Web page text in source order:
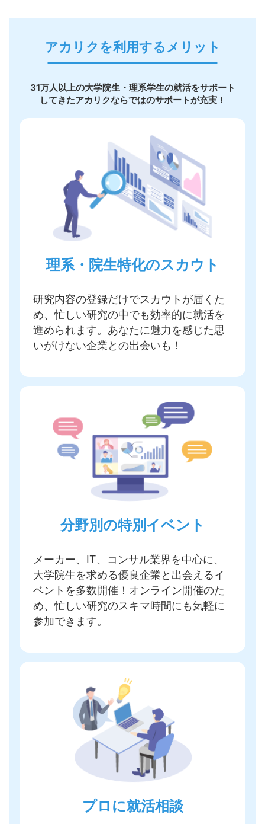
アカリクを利用するメリット
31万人以上の大学院生・理系学生の就活をサポート
してきたアカリクならではのサポートが充実！
理系・院生特化のスカウト
研究内容の登録だけでスカウトが届く た
め、忙しい研究の中でも効率的に就活を
進められます。あなたに魅力を感じた思
いがけない企業との出会いも！
分野別の特別イベント
メーカー、IT、コンサル業界を中心に、
大学院生を求める優良企業と出会えるイ
ベントを多数開催 ！オンライン開催のた
め、忙しい研究のスキマ時間にも気軽に
参加できます。
プロに就活相談